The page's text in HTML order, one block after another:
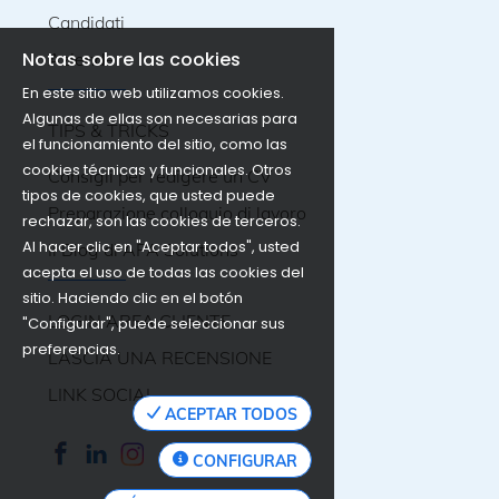
Candidati
Aziende
TIPS & TRICKS
Consigli per redigere un CV
Preparazione colloquio di lavoro
Il Blog di APA Solutions
LOGIN AREA CLIENTE
LASCIA UNA RECENSIONE
LINK SOCIAL
Notas sobre las cookies
En este sitio web utilizamos cookies.
Algunas de ellas son necesarias para
el funcionamiento del sitio, como las
cookies técnicas y funcionales. Otros
tipos de cookies, que usted puede
rechazar, son las cookies de terceros.
Al hacer clic en "Aceptar todos", usted
acepta el uso de todas las cookies del
sitio. Haciendo clic en el botón
"Configurar", puede seleccionar sus
preferencias.
ACEPTAR TODOS
CONFIGURAR